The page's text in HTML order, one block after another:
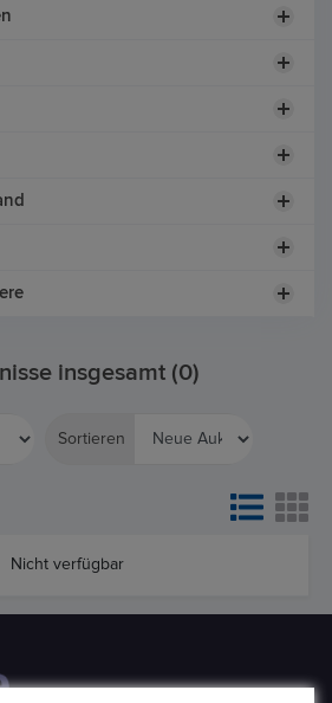
insgesamt (0)
Sortieren
Nicht verfügbar